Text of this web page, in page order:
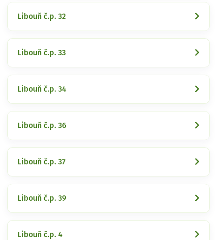
Libouň č.p. 32
Libouň č.p. 33
Libouň č.p. 34
Libouň č.p. 36
Libouň č.p. 37
Libouň č.p. 39
Libouň č.p. 4